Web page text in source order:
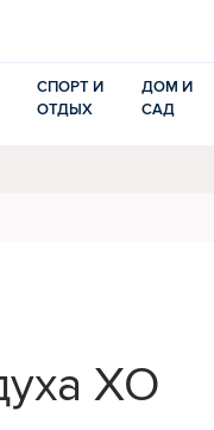
СПОРТ И
ОТДЫХ
ДОМ И
САД
XO